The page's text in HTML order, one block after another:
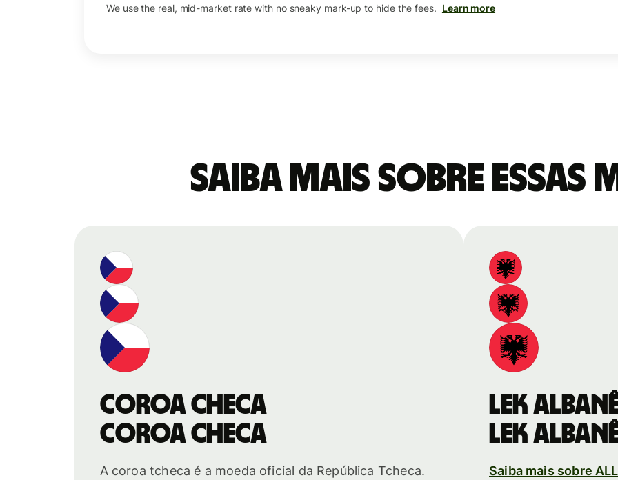
We use the real, mid-market rate with no sneaky mark-up to hide the fees. Learn more
Saiba mais sobre essas
Coroa checa
Coroa checa
A coroa tcheca é a moeda oficial da República Tcheca.
Lek
Lek
Saiba mais sobre ALL